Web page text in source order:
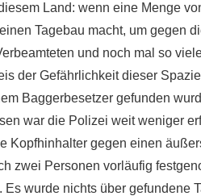
Land: wenn eine Menge
Tagebau macht, um gegen
und noch mal so
der Gefährlichkeit dieser
Baggerbesetzer gefunden
war die Polizei weit weniger
Kopfhinhalter gegen einen
zwei Personen vorläufig
Es wurde nichts über gefundene